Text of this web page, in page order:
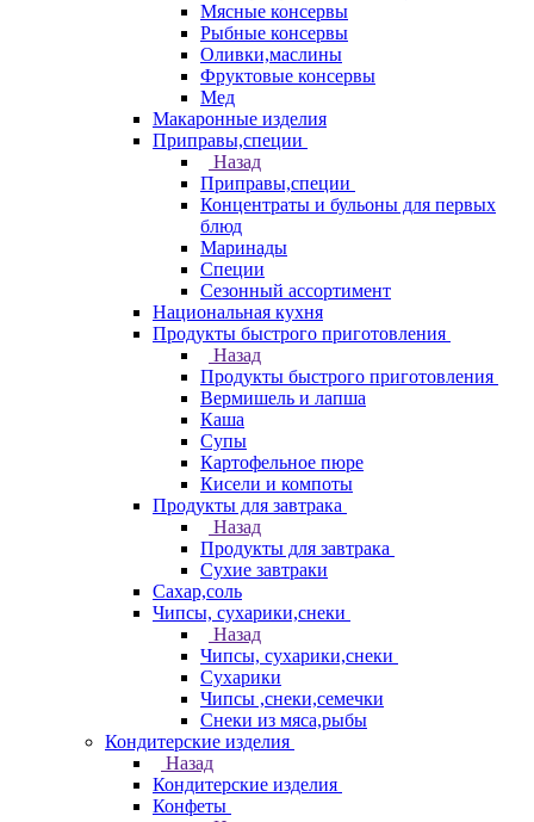
Мясные консервы
Рыбные консервы
Оливки,маслины
Фруктовые консервы
Мед
Макаронные изделия
Приправы,специи
Назад
Приправы,специи
Концентраты и бульоны для первых
блюд
Маринады
Специи
Сезонный ассортимент
Национальная кухня
Продукты быстрого приготовления
Назад
Продукты быстрого приготовления
Вермишель и лапша
Каша
Супы
Картофельное пюре
Кисели и компоты
Продукты для завтрака
Назад
Продукты для завтрака
Сухие завтраки
Сахар,соль
Чипсы, сухарики,снеки
Назад
Чипсы, сухарики,снеки
Сухарики
Чипсы ,снеки,семечки
Снеки из мяса,рыбы
Кондитерские изделия
Назад
Кондитерские изделия
Конфеты